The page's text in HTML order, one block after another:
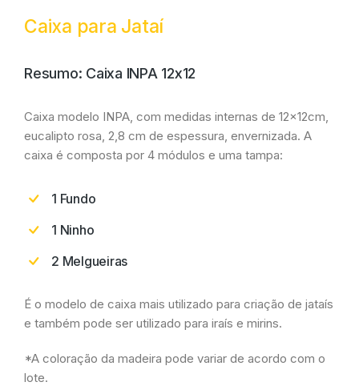
Caixa para Jataí
Resumo: Caixa INPA 12x12
Caixa modelo INPA, com medidas internas de 12x12cm,
eucalipto rosa, 2,8 cm de espessura, envernizada. A
caixa é composta por 4 módulos e uma tampa:
1 Fundo
1 Ninho
2 Melgueiras
É o modelo de caixa mais utilizado para criação de jataís
e também pode ser utilizado para iraís e mirins.
*A coloração da madeira pode variar de acordo com o
lote.